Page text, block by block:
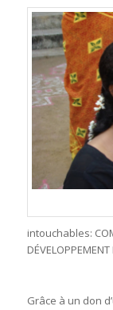
intouchables:
DÉVELOPPEMENT
Grâce à un don